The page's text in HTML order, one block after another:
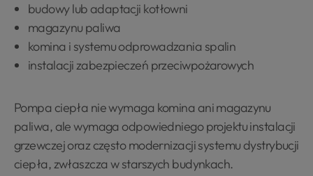
budowy lub adaptacji kotłowni
magazynu paliwa
komina i systemu odprowadzania spalin
instalacji zabezpieczeń przeciwpożarowych
Pompa ciepła nie wymaga komina ani magazynu
paliwa, ale wymaga odpowiedniego projektu instalacji
grzewczej oraz często modernizacji systemu dystrybucji
ciepła, zwłaszcza w starszych budynkach.